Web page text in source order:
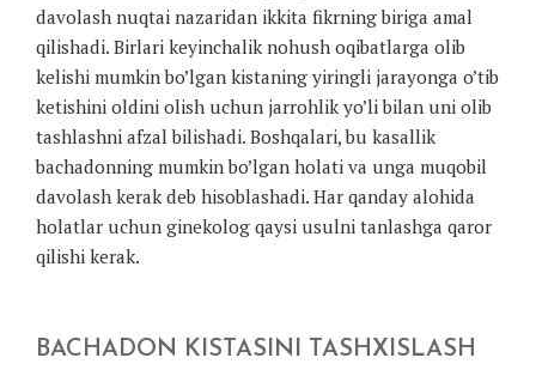
davolash nuqtai nazaridan ikkita fikrning biriga amal
qilishadi. Birlari keyinchalik nohush oqibatlarga olib
kelishi mumkin bo’lgan kistaning yiringli jarayonga o’tib
ketishini oldini olish uchun jarrohlik yo’li bilan uni olib
tashlashni afzal bilishadi. Boshqalari, bu kasallik
bachadonning mumkin bo’lgan holati va unga muqobil
davolash kerak deb hisoblashadi. Har qanday alohida
holatlar uchun ginekolog qaysi usulni tanlashga qaror
qilishi kerak.
BACHADON KISTASINI TASHXISLASH